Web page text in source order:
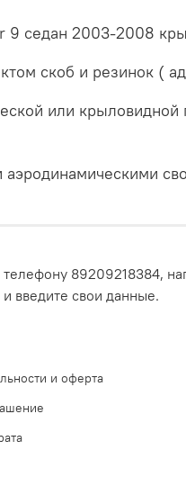
седан 2003-2008
скоб и резинок (
или
89209218384,
введите свои данные.
и оферта